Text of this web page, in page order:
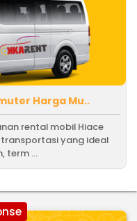
Harga Mu..
rental mobil Hiace
transportasi yang ideal
term ...